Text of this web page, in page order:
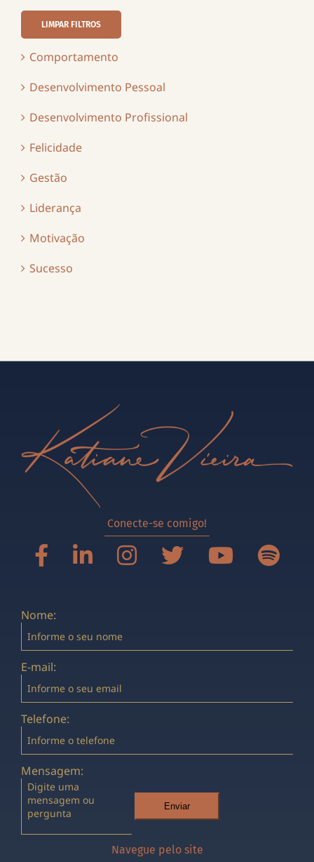
LIMPAR FILTROS
Comportamento
Desenvolvimento Pessoal
Desenvolvimento Profissional
Felicidade
Gestão
Liderança
Motivação
Sucesso
Conecte-se comigo!
Nome:
E-mail:
Telefone:
Mensagem:
Enviar
Navegue pelo site